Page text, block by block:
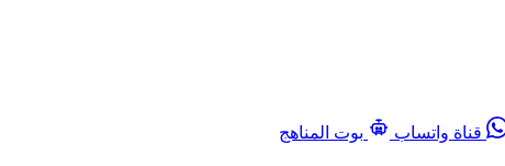
قناة واتساب
بوت المناهج